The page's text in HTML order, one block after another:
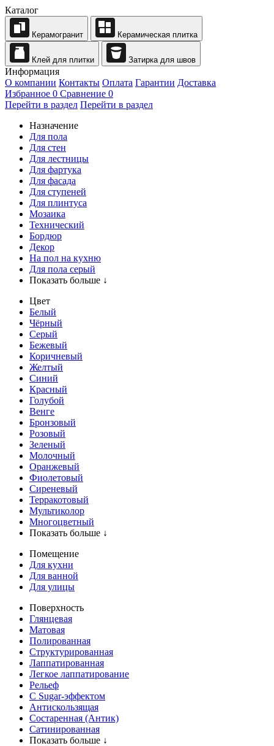
Каталог
Керамогранит Керамическая плитка
Клей для плитки Затирка для швов
Информация
О компании Контакты Оплата Гарантии Доставка
Избранное 0 Сравнение 0
Перейти в раздел Перейти в раздел
Назначение
Для пола
Для стен
Для лестницы
Для фартука
Для фасада
Для ступеней
Для плинтуса
Мозаика
Технический
Бордюр
Декор
На пол на кухню
Для пола серый
Показать больше ↓
Цвет
Белый
Чёрный
Серый
Бежевый
Коричневый
Желтый
Синий
Красный
Голубой
Венге
Бронзовый
Розовый
Зеленый
Молочный
Оранжевый
Фиолетовый
Сиреневый
Терракотовый
Мультиколор
Многоцветный
Показать больше ↓
Помещение
Для кухни
Для ванной
Для улицы
Поверхность
Глянцевая
Матовая
Полированная
Структурированная
Лаппатированная
Легкое лаппатирование
Рельеф
С Sugar-эффектом
Антискользящая
Состаренная (Антик)
Сатинированная
Показать больше ↓